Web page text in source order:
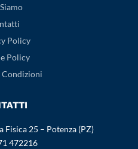
Policy
Policy
Condizioni
Fisica 25 – Potenza (PZ)
472216